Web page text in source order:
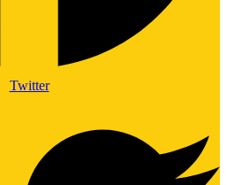
Twitter